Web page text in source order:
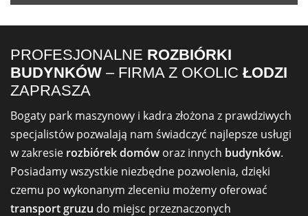
PROFESJONALNE ROZBIÓRKI
BUDYNKÓW– FIRMA Z OKOLIC ŁODZI
ZAPRASZA
Bogaty park maszynowy i kadra złożona z prawdziwych
specjalistów pozwalają nam świadczyć najlepsze usługi
w zakresie rozbiórek domóworaz innych budynków.
Posiadamy wszystkie niezbędne pozwolenia, dzięki
czemu po wykonanym zleceniu możemy oferować
transport gruzu do miejsc przeznaczonych